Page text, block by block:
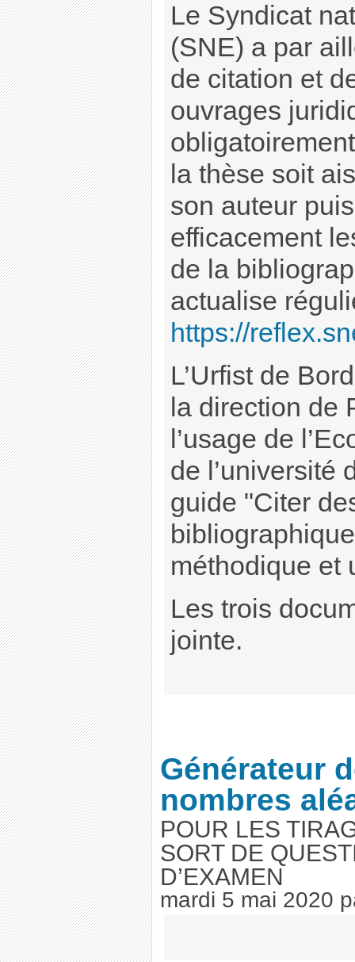
Le Syndicat
(SNE) a par
de citation et
ouvrages
la thèse soit
son auteur
efficacement
de la
actualise
https://
L’Urfist de
la direction de
l’usage de
de l’université
guide "Citer
méthodique et
Les trois
jointe.
Générateur
nombres
POUR LES
SORT DE
D’EXAMEN
mardi 5 mai 2020